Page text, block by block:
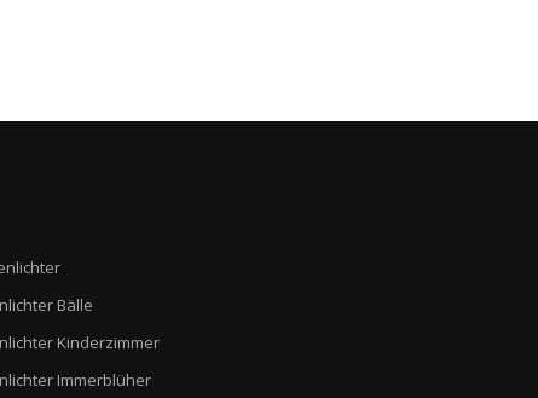
Bälle
Kinderzimmer
Immerblüher